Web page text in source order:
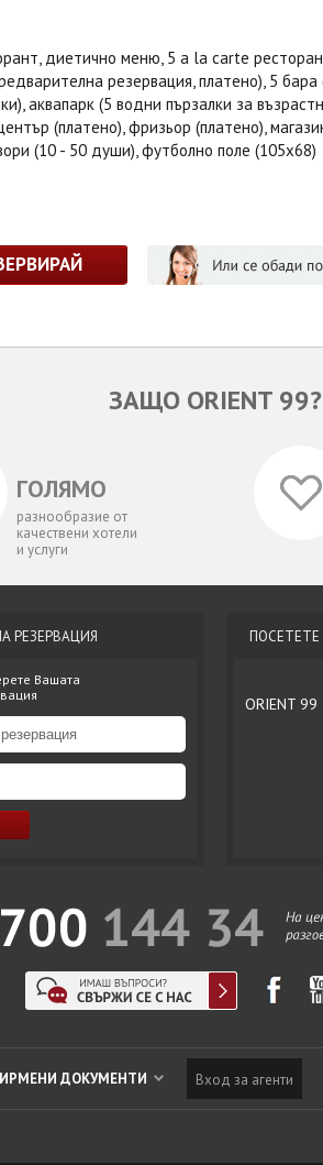
диетично меню, 5 a la carte
резервация, платено), 5
аквапарк (5 водни пързалки за
(платено), фризьор (платено),
(10 - 50 души), футболно поле (105x68)
ЗАЩО ORIENT 99?
ГОЛЯМО
разнообразие от
качествени хотели
и услуги
РЕЗЕРВАЦИЯ
Вашата
ПОСЕТЕТЕ
ORIENT 99
ДОКУМЕНТИ Вход за агенти